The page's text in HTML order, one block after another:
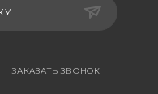
ЗАКАЗАТЬ ЗВОНОК